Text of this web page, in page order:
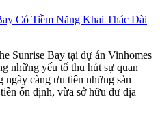
Có Tiềm Năng Khai Thác Dài
Sunrise Bay tại dự án Vinhomes
những yếu tố thu hút sự quan
càng ưu tiên những sản
ổn định, vừa sở hữu dư địa